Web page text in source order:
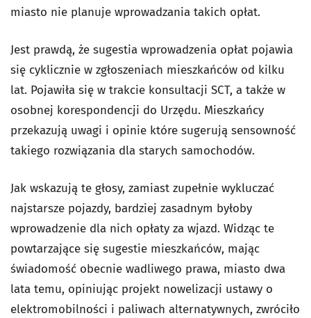
miasto nie planuje wprowadzania takich opłat.
Jest prawdą, że sugestia wprowadzenia opłat pojawia
się cyklicznie w zgłoszeniach mieszkańców od kilku
lat. Pojawiła się w trakcie konsultacji SCT, a także w
osobnej korespondencji do Urzędu. Mieszkańcy
przekazują uwagi i opinie które sugerują sensowność
takiego rozwiązania dla starych samochodów.
Jak wskazują te głosy, zamiast zupełnie wykluczać
najstarsze pojazdy, bardziej zasadnym byłoby
wprowadzenie dla nich opłaty za wjazd. Widząc te
powtarzające się sugestie mieszkańców, mając
świadomość obecnie wadliwego prawa, miasto dwa
lata temu, opiniując projekt nowelizacji ustawy o
elektromobilności i paliwach alternatywnych, zwróciło